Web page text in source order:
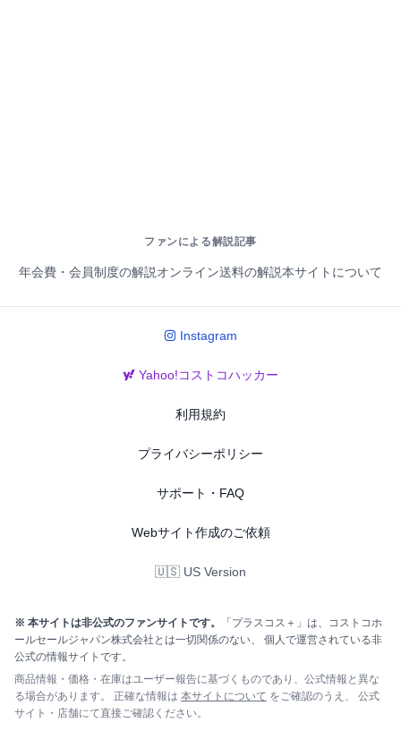
ファンによる解説記事
年会費・会員制度の解説オンライン送料の解説本サイトについて
Instagram
Yahoo!コストコハッカー
利用規約
プライバシーポリシー
サポート・FAQ
Webサイト作成のご依頼
🇺🇸 US Version
※ 本サイトは非公式のファンサイトです。
「プラスコス＋」は、コストコホ
ールセールジャパン株式会社とは一切関係のない、 個人で運営されている非
公式の情報サイトです。
商品情報・価格・在庫はユーザー報告に基づくものであり、公式情報と異な
る場合があります。 正確な情報は 本サイトについて をご確認のうえ、 公式
サイト・店舗にて直接ご確認ください。